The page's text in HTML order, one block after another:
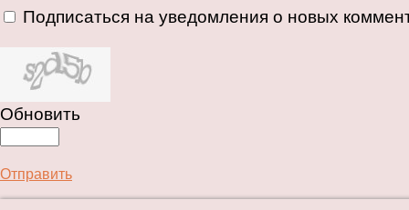
Подписаться на уведомления о новых
Обновить
Отправить